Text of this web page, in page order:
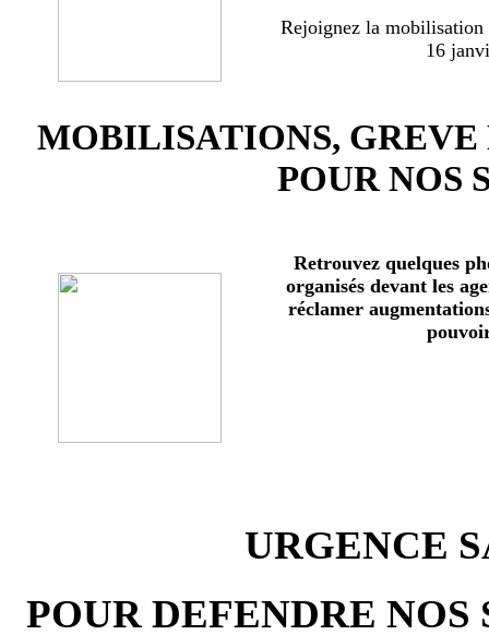
Rejoignez la mobilisation
16
MOBILISATIONS,
POUR NOS
Retrouvez quelques
organisés devant les
réclamer
URGENCE
POUR DEFENDRE